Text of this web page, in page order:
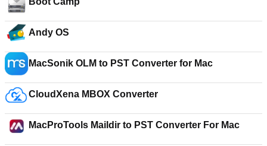
Andy OS
MacSonik OLM to PST Converter for Mac
CloudXena MBOX Converter
MacProTools Maildir to PST Converter For Mac